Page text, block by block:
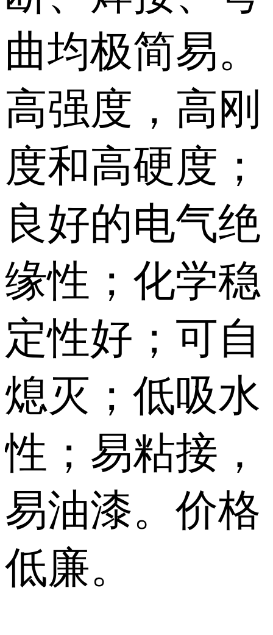
曲均极简易。
高强度，高刚
度和高硬度；
良好的电气绝
缘性；化学稳
定性好；可自
熄灭；低吸水
性；易粘接，
易油漆。价格
低廉。